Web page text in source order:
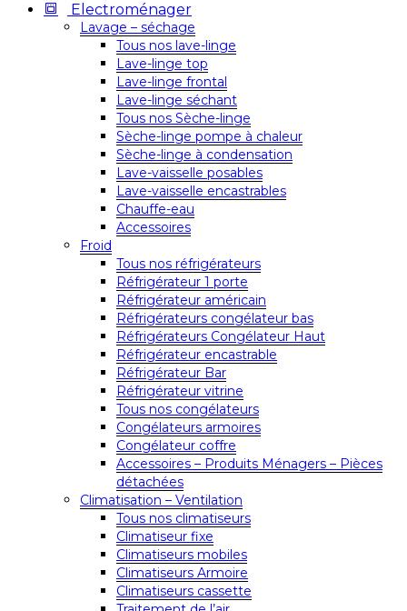
Electroménager
Lavage – séchage
Tous nos lave-linge
Lave-linge top
Lave-linge frontal
Lave-linge séchant
Tous nos Sèche-linge
Sèche-linge pompe à chaleur
Sèche-linge à condensation
Lave-vaisselle posables
Lave-vaisselle encastrables
Chauffe-eau
Accessoires
Froid
Tous nos réfrigérateurs
Réfrigérateur 1 porte
Réfrigérateur américain
Réfrigérateurs congélateur bas
Réfrigérateurs Congélateur Haut
Réfrigérateur encastrable
Réfrigérateur Bar
Réfrigérateur vitrine
Tous nos congélateurs
Congélateurs armoires
Congélateur coffre
Accessoires – Produits Ménagers – Pièces
détachées
Climatisation – Ventilation
Tous nos climatiseurs
Climatiseur fixe
Climatiseurs mobiles
Climatiseurs Armoire
Climatiseurs cassette